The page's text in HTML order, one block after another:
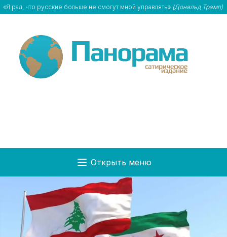
«Я рад, что русские больше не смогут мной управлять» (Дональд Трамп)
Открыть меню